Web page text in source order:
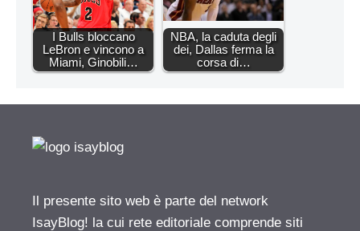
I Bulls bloccano
LeBron e vincono a
Miami, Ginobili…
NBA, la caduta degli
dei, Dallas ferma la
corsa di…
Il presente sito web è parte del network
IsayBlog! la cui rete editoriale comprende siti